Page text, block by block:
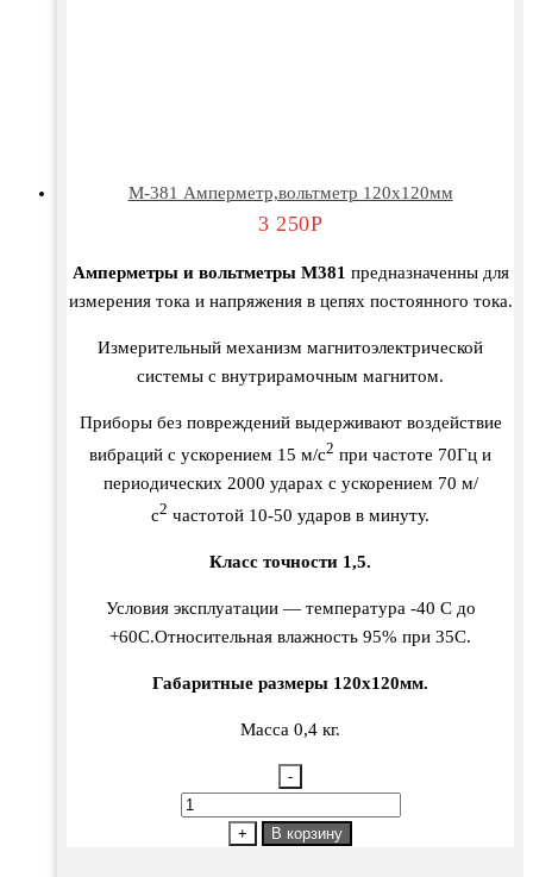
М-381 Амперметр,вольтметр 120х120мм
3 250Р
Амперметры и вольтметры М381 предназначенны для
измерения тока и напряжения в цепях постоянного тока.
Измерительный механизм магнитоэлектрической
системы с внутрирамочным магнитом.
Приборы без повреждений выдерживают воздействие
вибраций с ускорением 15 м/с2 при частоте 70Гц и
периодических 2000 ударах с ускорением 70 м/
с2 частотой 10-50 ударов в минуту.
Класс точности 1,5.
Условия эксплуатации — температура -40 С до
+60С.Относительная влажность 95% при 35С.
Габаритные размеры 120х120мм.
Масса 0,4 кг.
-
Количество
+ В корзину